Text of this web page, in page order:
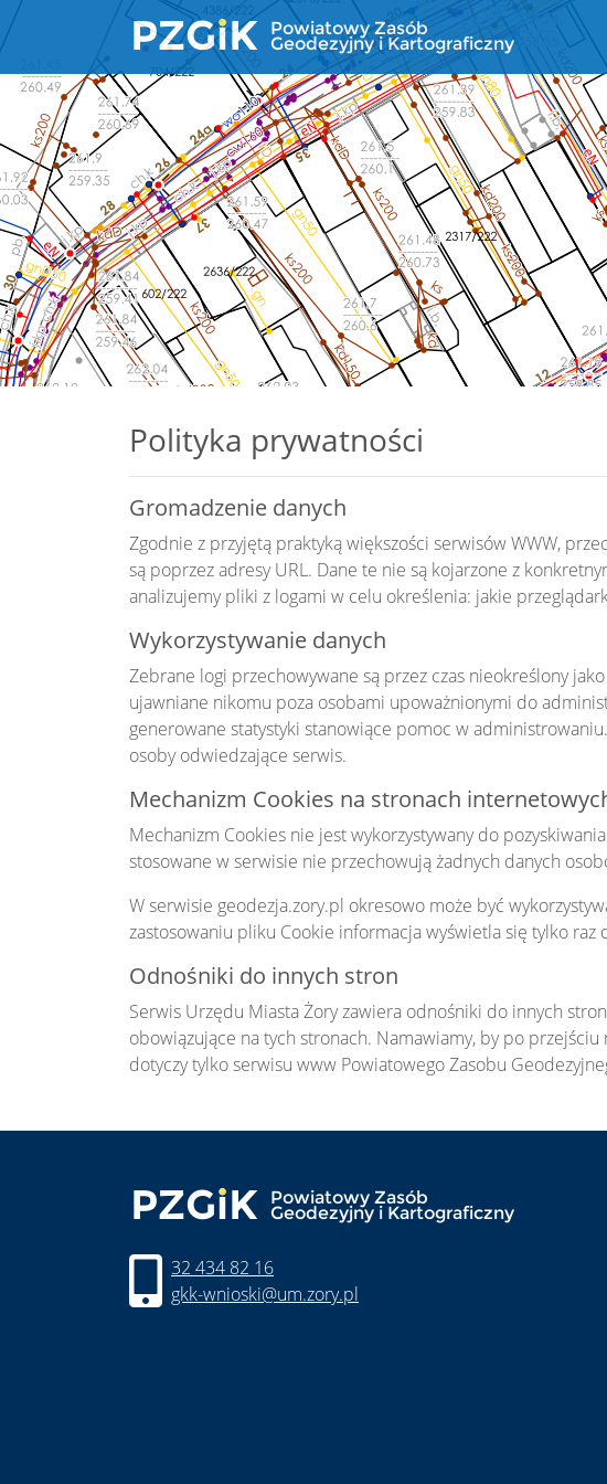
Polityka prywatności
Gromadzenie danych
Zgodnie z przyjętą praktyką większości serwisów WWW,
są poprzez adresy URL. Dane te nie są kojarzone z
analizujemy pliki z logami w celu określenia: jakie
Wykorzystywanie danych
Zebrane logi przechowywane są przez czas nieokreślony
ujawniane nikomu poza osobami upoważnionymi do
generowane statystyki stanowiące pomoc w
osoby odwiedzające serwis.
Mechanizm Cookies na stronach
Mechanizm Cookies nie jest wykorzystywany do
stosowane w serwisie nie przechowują żadnych danych
W serwisie geodezja.zory.pl okresowo może być
zastosowaniu pliku Cookie informacja wyświetla się tylko
Odnośniki do innych stron
Serwis Urzędu Miasta Żory zawiera odnośniki do innych
obowiązujące na tych stronach. Namawiamy, by po
dotyczy tylko serwisu www Powiatowego Zasobu
32 434 82 16
gkk-wnioski@um.zory.pl